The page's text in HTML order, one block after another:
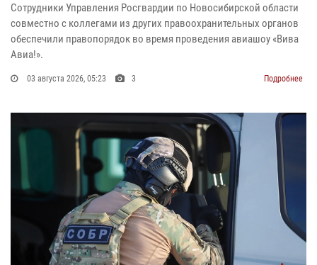
Сотрудники Управления Росгвардии по Новосибирской области
совместно с коллегами из других правоохранительных органов
обеспечили правопорядок во время проведения авиашоу «Вива
Авиа!».
03 августа 2026, 05:23 3 Подробнее